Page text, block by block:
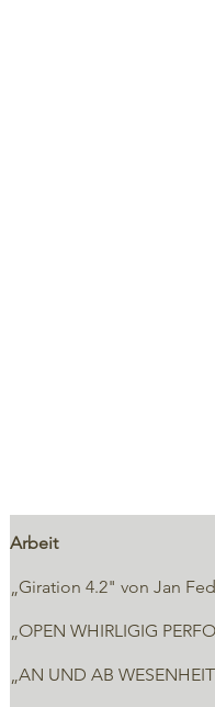
Arbeit
„Giration 4.2" von Jan
„OPEN WHIRLIGIG
„AN UND AB